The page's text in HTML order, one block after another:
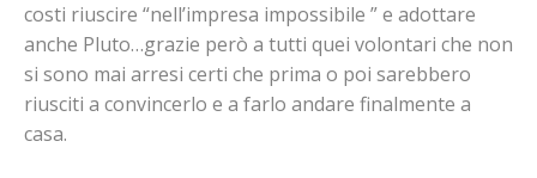
costi riuscire “nell’impresa impossibile ” e adottare
anche Pluto…grazie però a tutti quei volontari che non
si sono mai arresi certi che prima o poi sarebbero
riusciti a convincerlo e a farlo andare finalmente a
casa.